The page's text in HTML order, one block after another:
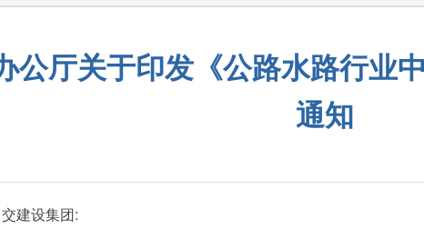
公厅关于印发《公路水路行业
通知
建设集团: